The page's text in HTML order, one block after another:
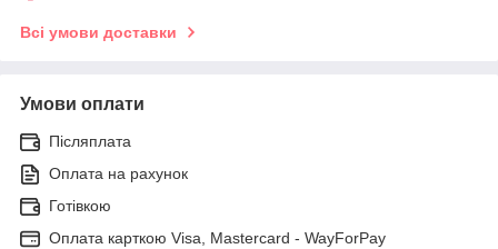
Всі умови доставки
Умови оплати
Післяплата
Оплата на рахунок
Готівкою
Оплата карткою Visa, Mastercard - WayForPay